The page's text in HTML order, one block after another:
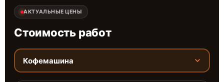
АКТУАЛЬНЫЕ ЦЕНЫ
Стоимость работ
Кофемашина